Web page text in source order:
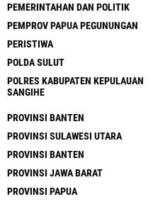
PEMERINTAHAN DAN POLITIK
PEMPROV PAPUA PEGUNUNGAN
PERISTIWA
POLDA SULUT
POLRES KABUPATEN KEPULAUAN
SANGIHE
PROVINSI BANTEN
PROVINSI SULAWESI UTARA
PROVINSI BANTEN
PROVINSI JAWA BARAT
PROVINSI PAPUA